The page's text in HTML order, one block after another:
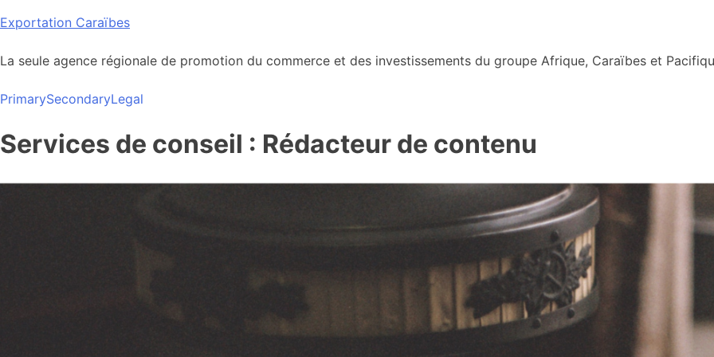
Skip
content
Exportation Caraïbes
La seule agence régionale de promotion du commerce et des investissements du groupe Afrique, Caraïbes et
PrimarySecondaryLegal
Services de conseil : Rédacteur de contenu